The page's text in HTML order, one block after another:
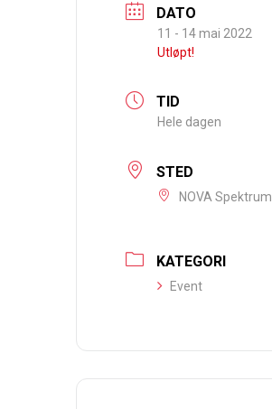
DATO
11 - 14 mai 2022
Utløpt!
TID
Hele dagen
STED
NOVA Spektrum
KATEGORI
Event